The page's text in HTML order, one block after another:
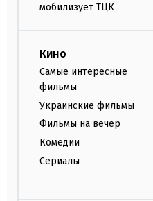
мобилизует ТЦК
Кино
Самые интересные
фильмы
Украинские фильмы
Фильмы на вечер
Комедии
Сериалы